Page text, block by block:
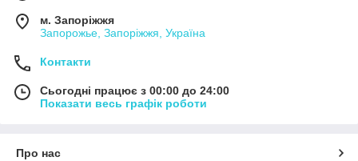
м. Запоріжжя
Запорожье, Запоріжжя, Україна
Контакти
Сьогодні працює з 00:00 до 24:00
Показати весь графік роботи
Про нас